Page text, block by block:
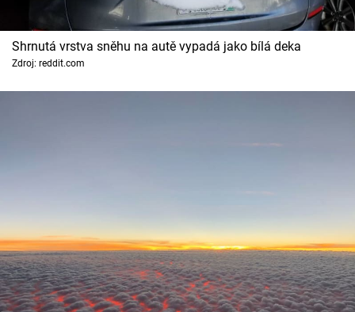
Shrnutá vrstva sněhu na autě vypadá jako bílá deka
Zdroj: reddit.com